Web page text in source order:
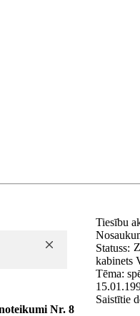
Nr. 8
Tiesību
Statuss:
kabinets
Tēma:
Saistītie